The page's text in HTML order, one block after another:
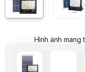
Đóng gói : 4 bộ / 1 thùng
Bảo hành: 2 năm
Thương hiệu:
CRI (Ra>):
Góc chiếu (°):
Hình ảnh mang